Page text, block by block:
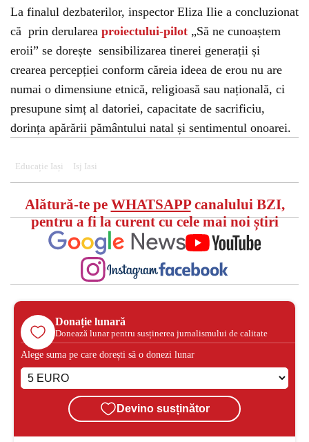
La finalul dezbaterilor, inspector Eliza Ilie a concluzionat
că prin derularea proiectului-pilot „Să ne cunoaștem
eroii” se dorește sensibilizarea tinerei generații și
crearea percepției conform căreia ideea de erou nu are
numai o dimensiune etnică, religioasă sau națională, ci
presupune simț al datoriei, capacitate de sacrificiu,
dorința apărării pământului natal și sentimentul onoarei.
Educație Iași Isj Iasi
Alătură-te pe WHATSAPPcanalului BZI,
pentru a fi la curent cu cele mai noi știri
Donație lunară
Donează lunar pentru susținerea jurnalismului de calitate
Alege suma pe care dorești să o donezi lunar
Devino susținător